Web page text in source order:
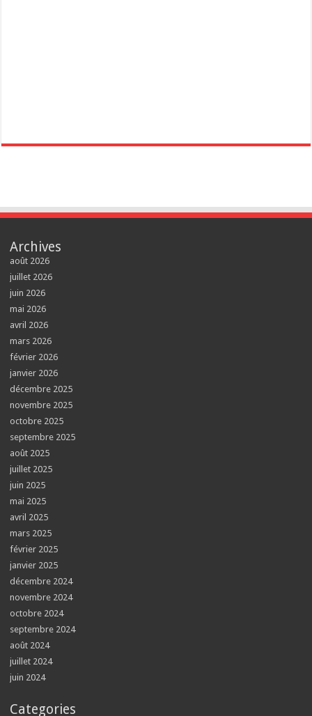
Archives
août 2026
juillet 2026
juin 2026
mai 2026
avril 2026
mars 2026
février 2026
janvier 2026
décembre 2025
novembre 2025
octobre 2025
septembre 2025
août 2025
juillet 2025
juin 2025
mai 2025
avril 2025
mars 2025
février 2025
janvier 2025
décembre 2024
novembre 2024
octobre 2024
septembre 2024
août 2024
juillet 2024
juin 2024
Categories